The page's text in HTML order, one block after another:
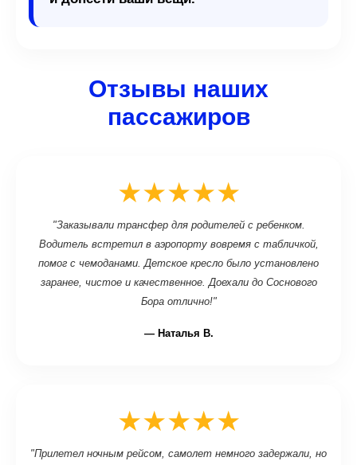
Отзывы наших
пассажиров
★★★★★
"Заказывали трансфер для родителей с ребенком.
Водитель встретил в аэропорту вовремя с табличкой,
помог с чемоданами. Детское кресло было установлено
заранее, чистое и качественное. Доехали до Соснового
Бора отлично!"
— Наталья В.
★★★★★
"Прилетел ночным рейсом, самолет немного задержали, но